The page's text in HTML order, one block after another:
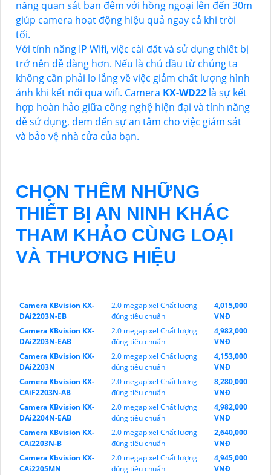
năng quan sát ban đêm với hồng ngoại lên đến 30m
giúp camera hoạt động hiệu quả ngay cả khi trời
tối.
Với tính năng IP Wifi, việc cài đặt và sử dụng thiết bị
trở nên dễ dàng hơn. Nếu là chủ đầu từ chúng ta
không cần phải lo lắng về việc giảm chất lượng hình
ảnh khi kết nối qua wifi. Camera KX-WD22 là sự kết
hợp hoàn hảo giữa công nghệ hiện đại và tính năng
dễ sử dụng, đem đến sự an tâm cho việc giám sát
và bảo vệ nhà cửa của bạn.
CHỌN THÊM NHỮNG
THIẾT BỊ AN NINH KHÁC
THAM KHẢO CÙNG LOẠI
VÀ THƯƠNG HIỆU
Camera KBvision KX-
DAi2203N-EB
2.0 megapixel Chất lượng
đúng tiêu chuẩn
4,015,000
VNĐ
Camera KBvision KX-
DAi2203N-EAB
2.0 megapixel Chất lượng
đúng tiêu chuẩn
4,982,000
VNĐ
Camera KBvision KX-
DAi2203N
2.0 megapixel Chất lượng
đúng tiêu chuẩn
4,153,000
VNĐ
Camera Kbvision KX-
CAiF2203N-AB
2.0 megapixel Chất lượng
đúng tiêu chuẩn
8,280,000
VNĐ
Camera KBvision KX-
DAi2204N-EAB
2.0 megapixel Chất lượng
đúng tiêu chuẩn
4,982,000
VNĐ
Camera KBvision KX-
CAi2203N-B
2.0 megapixel Chất lượng
đúng tiêu chuẩn
2,640,000
VNĐ
Camera Kbvision KX-
CAi2205MN
2.0 megapixel Chất lượng
đúng tiêu chuẩn
4,945,000
VNĐ